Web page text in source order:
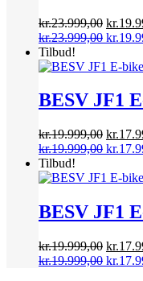
kr.23.999,00 Den
var:
kr.
kr.23.999,00 Den
pris
kr.
Tilbud!
BESV JF1
kr.19.999,00 Den
var:
kr.
kr.19.999,00 Den
pris
kr.
Tilbud!
BESV JF1
kr.19.999,00 Den
kr.
kr.19.999,00 Den
kr.